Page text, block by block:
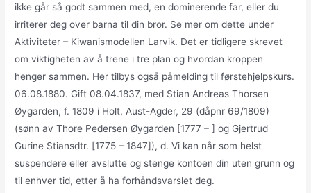
ikke går så godt sammen med, en dominerende far, eller du
irriterer deg over barna til din bror. Se mer om dette under
Aktiviteter – Kiwanismodellen Larvik. Det er tidligere skrevet
om viktigheten av å trene i tre plan og hvordan kroppen
henger sammen. Her tilbys også påmelding til førstehjelpskurs.
06.08.1880. Gift 08.04.1837, med Stian Andreas Thorsen
Øygarden, f. 1809 i Holt, Aust-Agder, 29 (dåpnr 69/1809)
(sønn av Thore Pedersen Øygarden [1777 – ] og Gjertrud
Gurine Stiansdtr. [1775 – 1847]), d. Vi kan når som helst
suspendere eller avslutte og stenge kontoen din uten grunn og
til enhver tid, etter å ha forhåndsvarslet deg.